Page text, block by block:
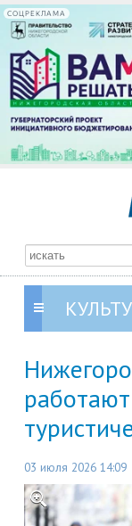
СОЦРЕКЛАМА
03 июля 2026 14:09